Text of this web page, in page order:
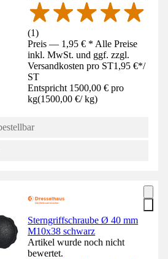
(1)
Preis — 1,95 € * Alle Preise
inkl. MwSt. und ggf. zzgl.
Versandkosten pro ST1,95 €*/
ST
Entspricht 1500,00 € pro
kg(1500,00 €/ kg)
Sterngriffschraube Ø 40 mm
M10x38 schwarz
Artikel wurde noch nicht
bewertet.